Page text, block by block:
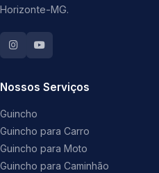
Horizonte-MG.
Nossos Serviços
Guincho
Guincho para Carro
Guincho para Moto
Guincho para Caminhão